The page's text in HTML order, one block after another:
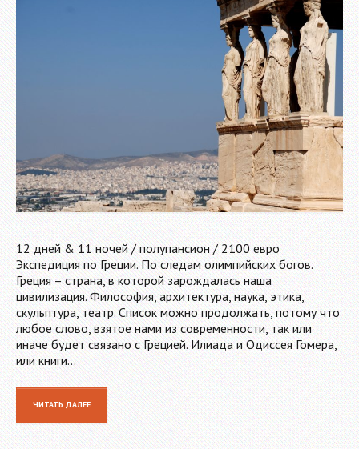
12 дней & 11 ночей / полупансион / 2100 евро
Экспедиция по Греции. По следам олимпийских богов.
Греция – страна, в которой зарождалась наша
цивилизация. Философия, архитектура, наука, этика,
скульптура, театр. Список можно продолжать, потому что
любое слово, взятое нами из современности, так или
иначе будет связано с Грецией. Илиада и Одиссея Гомера,
или книги…
ЧИТАТЬ ДАЛЕЕ